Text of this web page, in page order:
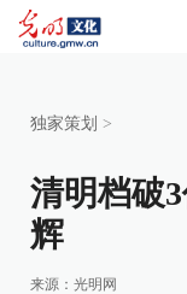
独家策划 >
清明档破
辉
来源：光明网